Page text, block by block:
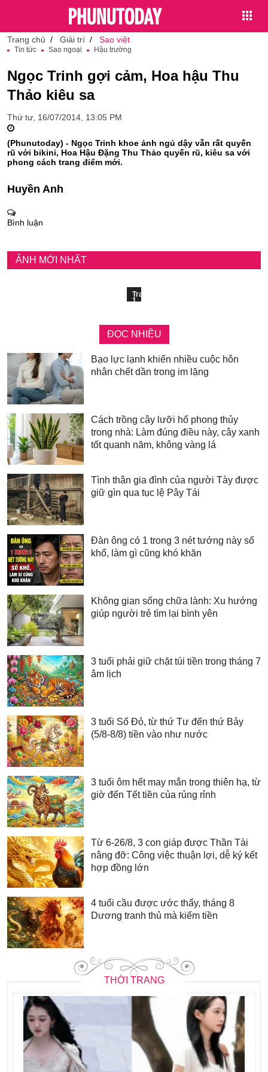
Trang chủ Giải trí Sao việt
Tin tức Sao ngoại Hậu trường
Ngọc Trinh gợi cảm, Hoa hậu Thu
Thảo kiêu sa
Thứ tư, 16/07/2014, 13:05 PM
(Phunutoday) - Ngọc Trinh khoe ảnh ngủ dậy vẫn rất quyến
rũ với bikini, Hoa Hậu Đặng Thu Thảo quyến rũ, kiêu sa với
phong cách trang điểm mới.
Huyền Anh
Bình luận
ẢNH MỚI NHẤT
Trang
1
ĐỌC NHIỀU
Bạo lực lạnh khiến nhiều cuộc hôn
nhân chết dần trong im lặng
Cách trồng cây lưỡi hổ phong thủy
trong nhà: Làm đúng điều này, cây xanh
tốt quanh năm, không vàng lá
Tình thân gia đình của người Tày được
giữ gìn qua tục lệ Pây Tái
Đàn ông có 1 trong 3 nét tướng này số
khổ, làm gì cũng khó khăn
Không gian sống chữa lành: Xu hướng
giúp người trẻ tìm lại bình yên
3 tuổi phải giữ chặt túi tiền trong tháng 7
âm lịch
3 tuổi Số Đỏ, từ thứ Tư đến thứ Bảy
(5/8-8/8) tiền vào như nước
3 tuổi ôm hết may mắn trong thiên hạ, từ
giờ đến Tết tiền của rủng rỉnh
Từ 6-26/8, 3 con giáp được Thần Tài
nâng đỡ: Công việc thuận lợi, dễ ký kết
hợp đồng lớn
4 tuổi cầu được ước thấy, tháng 8
Dương tranh thủ mà kiếm tiền
THỜI TRANG